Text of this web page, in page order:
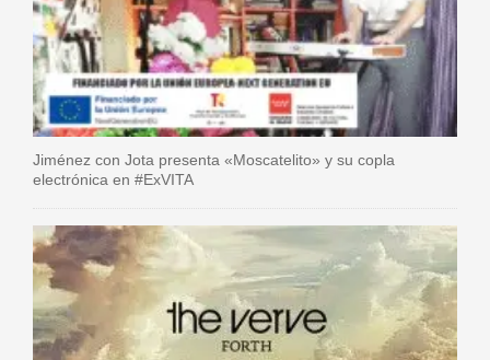
Jiménez con Jota presenta «Moscatelito» y su copla
electrónica en #ExVITA